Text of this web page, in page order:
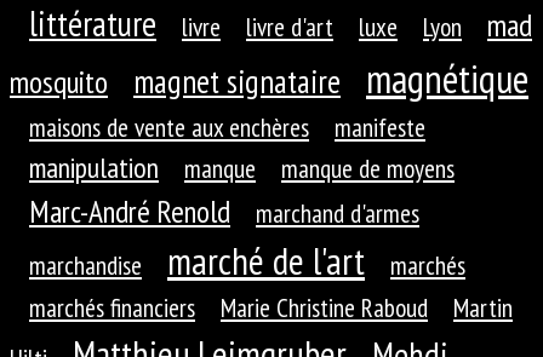
littérature livre livre d'art luxe Lyon
mad
mosquito
magnet signataire magnétique
maisons de vente aux enchères manifeste
manipulation manque manque de moyens
Marc-André Renold
marchand d'armes
marchandise
marché de l'art
marchés
marchés financiers
Marie Christine Raboud
Martin